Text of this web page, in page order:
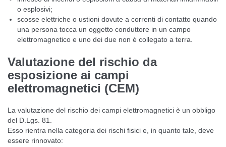
o esplosivi;
scosse elettriche o ustioni dovute a correnti di contatto quando
una persona tocca un oggetto conduttore in un campo
elettromagnetico e uno dei due non è collegato a terra.
Valutazione del rischio da
esposizione ai campi
elettromagnetici (CEM)
La valutazione del rischio dei campi elettromagnetici è un obbligo
del D.Lgs. 81.
Esso rientra nella categoria dei rischi fisici e, in quanto tale, deve
essere rinnovato: